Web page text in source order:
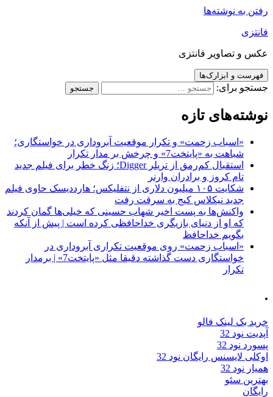
رفتن به نوشته‌ها
فانتزی
عکس و تصاویر فانتزی
فهرست و ابزارک‌ها
جستجو برای:
نوشته‌های تازه
«اسباب زحمت» و تکرار موقعیت آبروداری در خواستگاری؛
شباهت به «پایتخت7» و چرخش بر مدار تکرار
استقبال کم‌رمق از تریلر Digger؛ زنگ خطر برای فیلم جدید
تام کروز و برادران وارنر
شکایت ۱۰۵ میلیون دلاری از نتفلیکس؛ هارددیسک حاوی فیلم
جدید نیکلاس کیج به سرقت رفت
واکنش‌ها به پست اخیر شهاب حسینی که خیلی‌ها گمان کردند
که او از دنیای بازیگری خداحافظی کرده است | پیش از آنکه
بگویم خداحافظ
«اسباب زحمت» روی موقعیت تکراری آبروداری در
خواستگاری دست گذاشته دقیقا مثل «پایتخت7» | برمدار
تکرار
.
خرید بک لینک فالو
آپدیت نود 32
پسورد نود 32
اوکلی لایسنس رایگان نود 32
همیار نود 32
بهترین سئو
رایگان